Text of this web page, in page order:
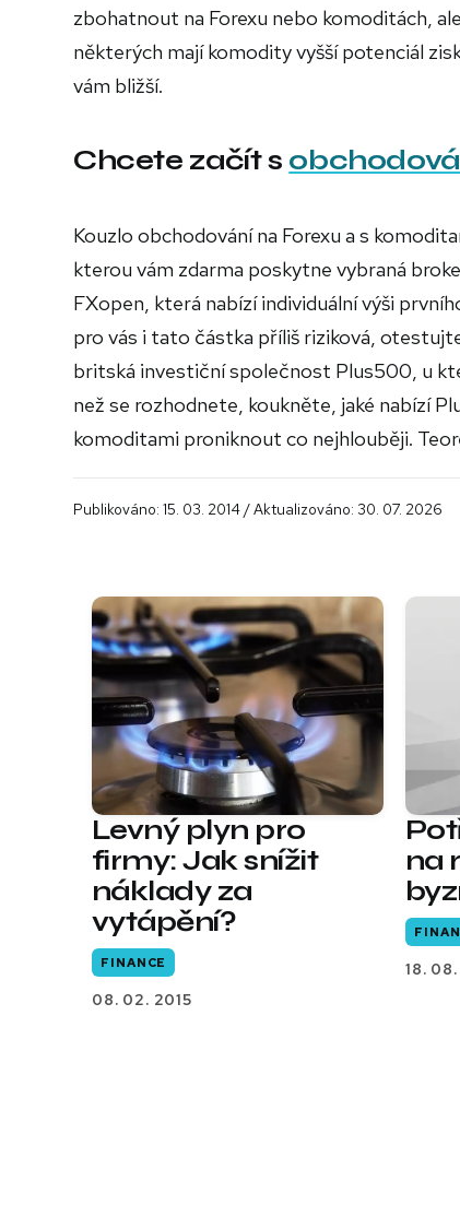
zbohatnout na Forexu nebo komoditách,
některých mají komodity vyšší potenciál
vám bližší.
Chcete začít s
Kouzlo obchodování na Forexu a s
kterou vám zdarma poskytne vybraná
FXopen, která nabízí individuální výši
pro vás i tato částka příliš riziková,
britská investiční společnost Plus500, u
než se rozhodnete, koukněte, jaké nabízí
komoditami proniknout co nejhlouběji.
Publikováno: 15. 03. 2014 / Aktualizováno: 30. 07. 2026
Levný plyn pro
firmy: Jak snížit
náklady za
vytápění?
FINANCE
08. 02. 2015
na
18.